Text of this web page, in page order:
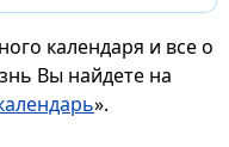
календаря и все о
Вы найдете на
».